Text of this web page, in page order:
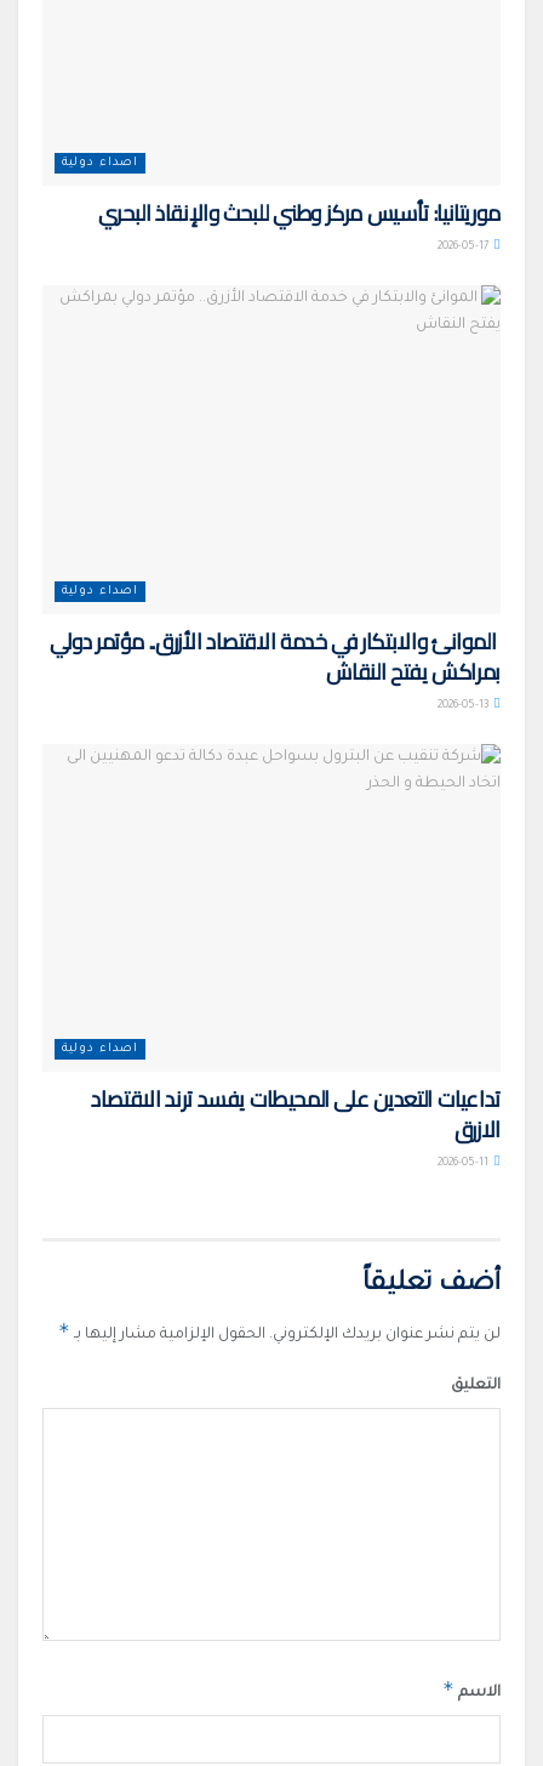
اصداء دولية
موريتانيا: تأسيس مركز وطني للبحث والإنقاذ البحري
اصداء دولية
الموانئ والابتكار في خدمة الاقتصاد الأزرق.. مؤتمر دولي
بمراكش يفتح النقاش
اصداء دولية
تداعيات التعدين على المحيطات يفسد ترند الاقتصاد
الازرق
أضف تعليقاً
لن يتم نشر عنوان بريدك الإلكتروني. الحقول الإلزامية مشار إليها بـ *
التعليق
الاسم *